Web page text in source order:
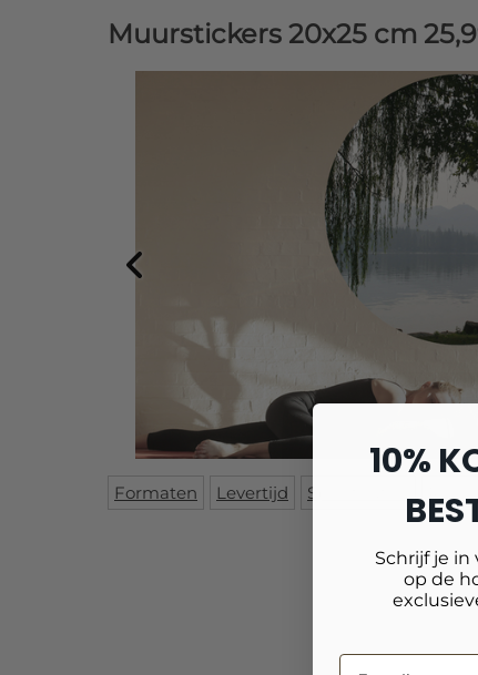
Muurstickers 20x25 cm
Formaten Levertijd Specificaties
10%
Schrijf je in
op de